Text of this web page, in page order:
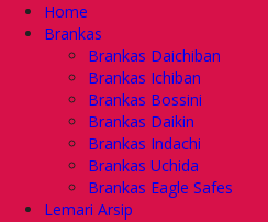
Home
Brankas
Brankas Daichiban
Brankas Ichiban
Brankas Bossini
Brankas Daikin
Brankas Indachi
Brankas Uchida
Brankas Eagle Safes
Lemari Arsip